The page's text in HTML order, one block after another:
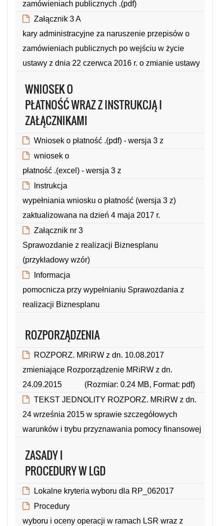
zamówieniach publicznych .(pdf)
Załącznik 3 A
kary administracyjne za naruszenie przepisów o
zamówieniach publicznych po wejściu w życie
ustawy z dnia 22 czerwca 2016 r. o zmianie ustawy
WNIOSEK O
PŁATNOŚĆ WRAZ Z INSTRUKCJĄ I
ZAŁĄCZNIKAMI
Wniosek o płatność .(pdf) - wersja 3 z
wniosek o
płatność .(excel) - wersja 3 z
Instrukcja
wypełniania wniosku o płatność (wersja 3 z)
zaktualizowana na dzień 4 maja 2017 r.
Załącznik nr 3
Sprawozdanie z realizacji Biznesplanu
(przykładowy wzór)
Informacja
pomocnicza przy wypełnianiu Sprawozdania z
realizacji Biznesplanu
ROZPORZĄDZENIA
ROZPORZ. MRiRW z dn. 10.08.2017
zmieniające Rozporządzenie MRiRW z dn.
24.09.2015
(Rozmiar: 0.24 MB, Format: pdf)
TEKST JEDNOLITY ROZPORZ. MRiRW z dn.
24 września 2015 w sprawie szczegółowych
warunków i trybu przyznawania pomocy finansowej
ZASADY I
PROCEDURY W LGD
Lokalne kryteria wyboru dla RP_062017
Procedury
wyboru i oceny operacji w ramach LSR wraz z